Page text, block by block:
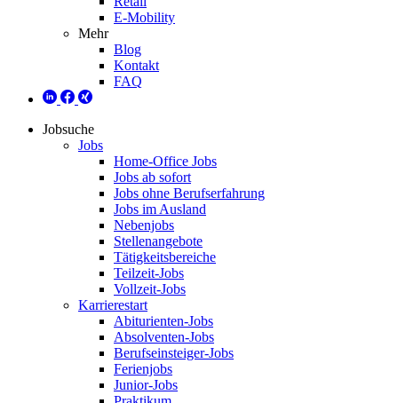
E-Mobility
Mehr
Blog
Kontakt
FAQ
Jobsuche
Jobs
Home-Office Jobs
Jobs ab sofort
Jobs ohne Berufserfahrung
Jobs im Ausland
Nebenjobs
Stellenangebote
Tätigkeitsbereiche
Teilzeit-Jobs
Vollzeit-Jobs
Karrierestart
Abiturienten-Jobs
Absolventen-Jobs
Berufseinsteiger-Jobs
Ferienjobs
Junior-Jobs